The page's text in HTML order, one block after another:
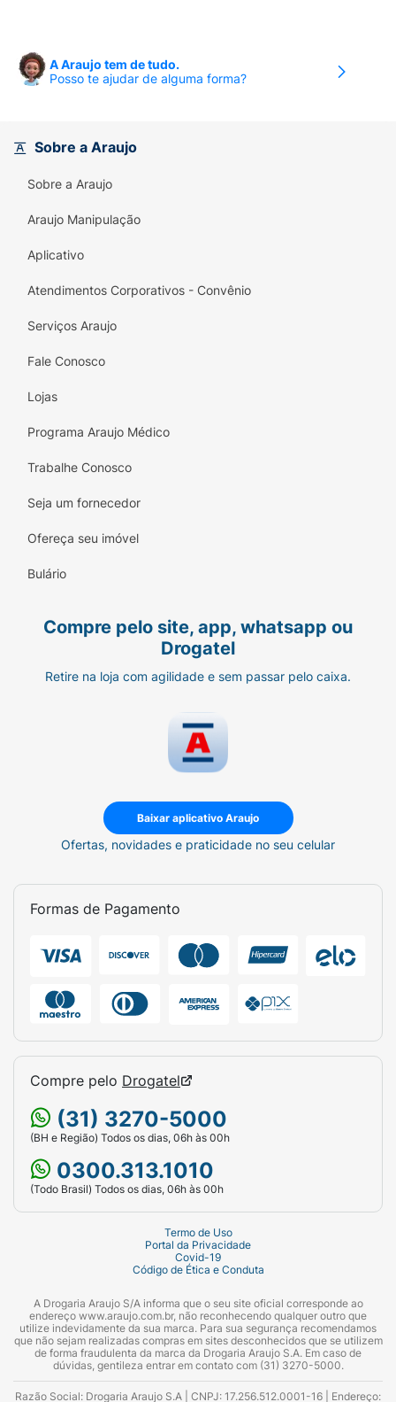
A Araujo tem de tudo.
Posso te ajudar de alguma forma?
Sobre a Araujo
Sobre a Araujo
Araujo Manipulação
Aplicativo
Atendimentos Corporativos - Convênio
Serviços Araujo
Fale Conosco
Lojas
Programa Araujo Médico
Trabalhe Conosco
Seja um fornecedor
Ofereça seu imóvel
Bulário
Compre pelo site, app, whatsapp ou
Drogatel
Retire na loja com agilidade e sem passar pelo caixa.
Baixar aplicativo Araujo
Ofertas, novidades e praticidade no seu celular
Formas de Pagamento
Compre pelo Drogatel
(31) 3270-5000
(BH e Região) Todos os dias, 06h às 00h
0300.313.1010
(Todo Brasil) Todos os dias, 06h às 00h
Termo de Uso
Portal da Privacidade
Covid-19
Código de Ética e Conduta
A Drogaria Araujo S/A informa que o seu site oficial corresponde ao
endereço www.araujo.com.br, não reconhecendo qualquer outro que
utilize indevidamente da sua marca. Para sua segurança recomendamos
que não sejam realizadas compras em sites desconhecidos que se utilizem
de forma fraudulenta da marca da Drogaria Araujo S.A. Em caso de
dúvidas, gentileza entrar em contato com (31) 3270-5000.
Razão Social: Drogaria Araujo S.A | CNPJ: 17.256.512.0001-16 | Endereço: